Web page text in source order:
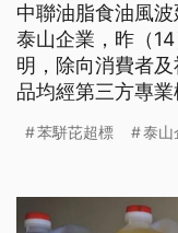
中聯油脂食油風
泰山企業，昨（
明，除向消費者
品均經第三方專
元，用於提升國
苯駢芘超標 泰山